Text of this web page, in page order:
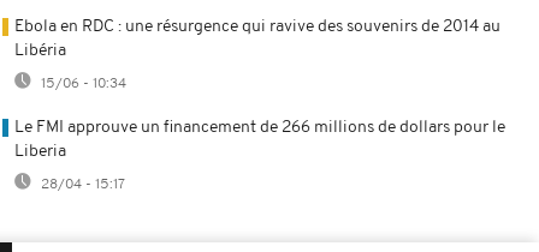
Ebola en RDC : une résurgence qui ravive des souvenirs de 2014 au
Libéria
15/06 - 10:34
Le FMI approuve un financement de 266 millions de dollars pour le
Liberia
28/04 - 15:17